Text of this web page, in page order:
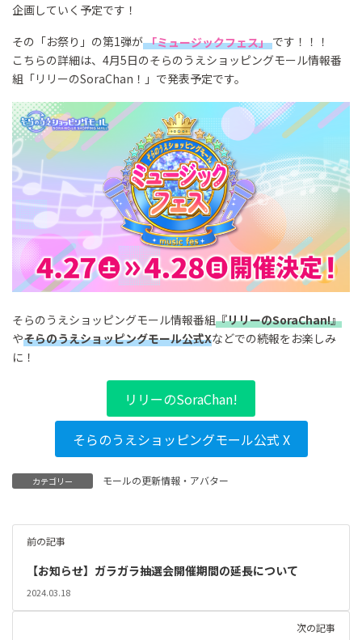
企画していく予定です！
その「お祭り」の第1弾が「ミュージックフェス」です！！！
こちらの詳細は、4月5日のそらのうえショッピングモール情報番
組「リリーのSoraChan！」で発表予定です。
そらのうえショッピングモール情報番組『リリーのSoraChan!』
やそらのうえショッピングモール公式Xなどでの続報をお楽しみ
に！
リリーのSoraChan!
そらのうえショッピングモール公式 X
カテゴリー モールの更新情報・アバター
前の記事
【お知らせ】ガラガラ抽選会開催期間の延長について
2024.03.18
次の記事